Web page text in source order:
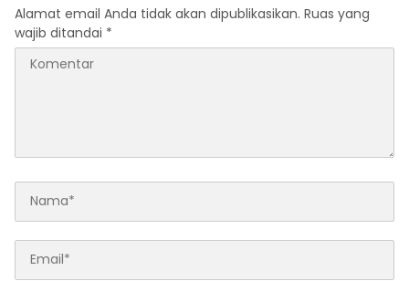
Alamat email Anda tidak akan dipublikasikan. Ruas yang
wajib ditandai *